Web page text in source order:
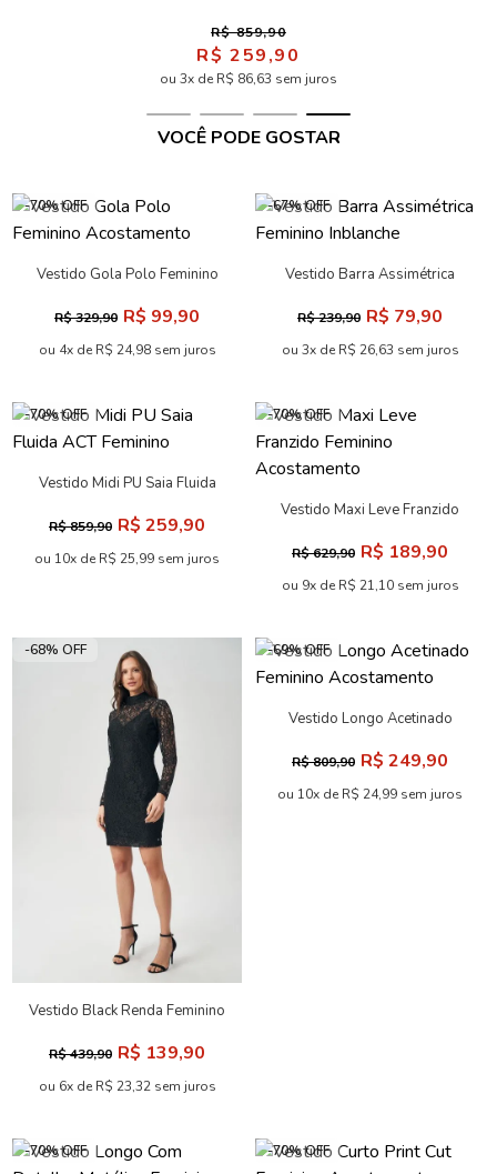
R$ 859,90
R$ 259,90
ou 3x de R$ 86,63 sem juros
VOCÊ PODE GOSTAR
-70% OFF
Vestido Gola Polo Feminino
Acostamento
R$ 99,90
ou 4x de R$ 24,98 sem juros
-67% OFF
Vestido Barra Assimétrica
Feminino Inblanche
Vestido Midi PU Saia Fluida
ACT Feminino
R$ 259,90
ou 10x de R$ 25,99 sem juros
-70% OFF